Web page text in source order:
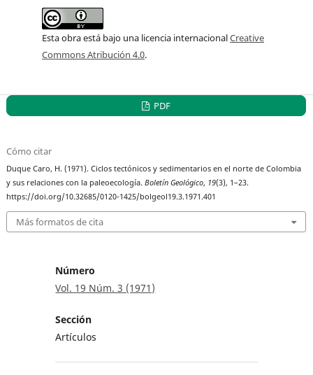
Esta obra está bajo una licencia internacionalCreative
Commons Atribución 4.0.
PDF
Cómo citar
Duque Caro, H. (1971). Ciclos tectónicos y sedimentarios en el norte de Colombia
y sus relaciones con la paleoecología.Boletín Geológico, 19(3), 1–23.
https://doi.org/10.32685/0120-1425/bolgeol19.3.1971.401
Más formatos de cita
Número
Vol. 19 Núm. 3 (1971)
Sección
Artículos